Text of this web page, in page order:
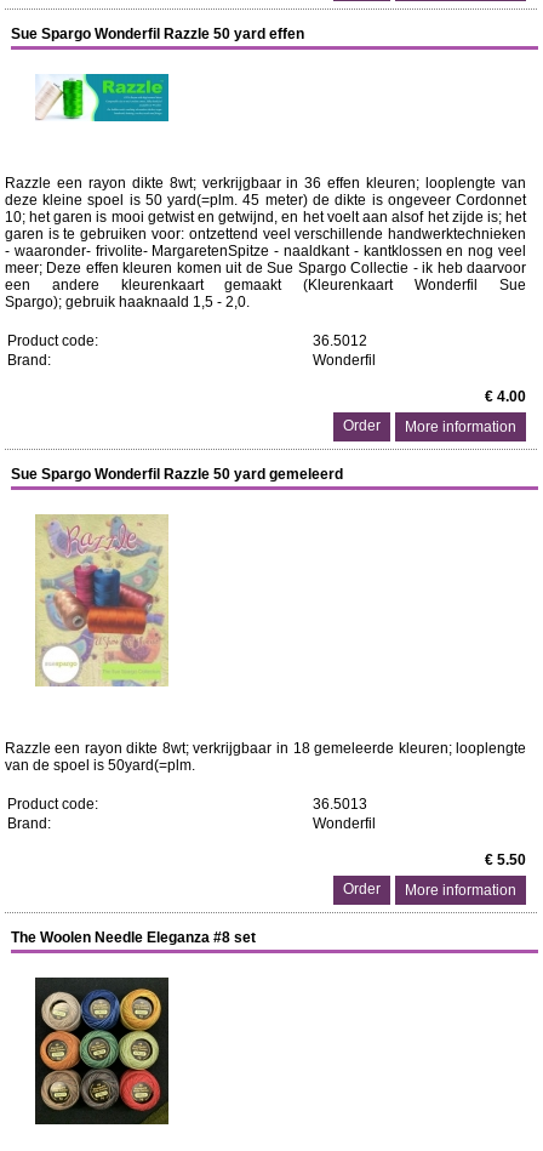
Sue Spargo Wonderfil Razzle 50 yard effen
Razzle een rayon dikte 8wt; verkrijgbaar in 36 effen kleuren; looplengte van
deze kleine spoel is 50 yard(=plm. 45 meter) de dikte is ongeveer Cordonnet
10; het garen is mooi getwist en getwijnd, en het voelt aan alsof het zijde is; het
garen is te gebruiken voor: ontzettend veel verschillende handwerktechnieken
- waaronder- frivolite- MargaretenSpitze - naaldkant - kantklossen en nog veel
meer; Deze effen kleuren komen uit de Sue Spargo Collectie - ik heb daarvoor
een andere kleurenkaart gemaakt (Kleurenkaart Wonderfil Sue
Spargo); gebruik haaknaald 1,5 - 2,0.
Product code:
36.5012
Brand:
Wonderfil
€ 4.00
More information
Sue Spargo Wonderfil Razzle 50 yard gemeleerd
Razzle een rayon dikte 8wt; verkrijgbaar in 18 gemeleerde kleuren; looplengte
van de spoel is 50yard(=plm.
Product code:
36.5013
Brand:
Wonderfil
€ 5.50
More information
The Woolen Needle Eleganza #8 set